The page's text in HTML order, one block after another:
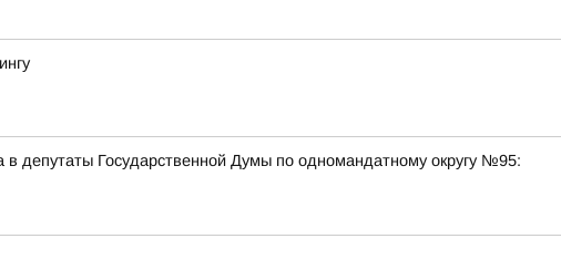
в депутаты Государственной Думы по одномандатному округу №95: